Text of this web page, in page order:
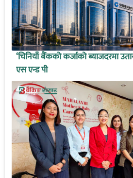
‘चिनियाँ बैंकको कर्जाको ब्याजदरमा
एस एन्ड पी